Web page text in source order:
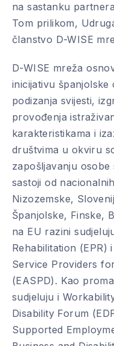
na sastanku
Tom prilikom,
članstvo D-WISE
D-WISE mreža
inicijativu španjolske
podizanja svijesti,
provođenja
karakteristikama i
društvima u okviru
zapošljavanju
sastoji od
Nizozemske,
Španjolske, Finske,
na EU razini
Rehabilitation
Service Providers
(EASPD). Kao
sudjeluju i
Disability Forum
Supported